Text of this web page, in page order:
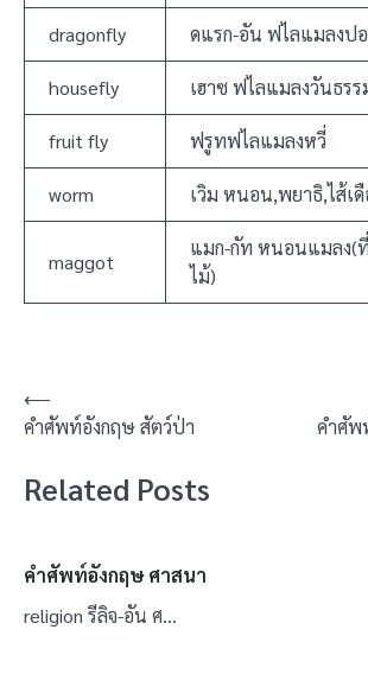
dragonfly ดแรก-อัน ฟไลแมลงปอ
housefly เฮาซ ฟไลแมลงวันธรร
fruit fly ฟรูทฟไลแมลงหวี่
worm เวิม หนอน,พยาธิ,ไส้เ
maggot
แมก-กัท หนอนแมลง(
ไม้)
แนะแนว
เรื่อง
⟵
คำศัพท์อังกฤษ สัตว์ป่า
คำศัพ
Related Posts
คำศัพท์อังกฤษ ศาสนา
religion รีลิจ-อัน ศ…